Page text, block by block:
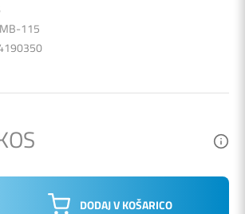
115
DODAJ V KOŠARICO